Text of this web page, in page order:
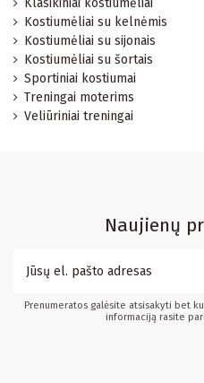
Kostiumėliai su kelnėmis
Kostiumėliai su sijonais
Kostiumėliai su šortais
Sportiniai kostiumai
Treningai moterims
Veliūriniai treningai
Naujienų
Prenumeratos galėsite atsisakyti bet
informaciją rasite